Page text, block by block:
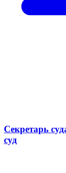
Секретарь
суд